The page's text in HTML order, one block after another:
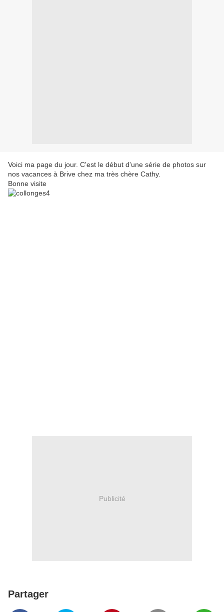
Voici ma page du jour. C'est le début d'une série de photos sur
nos vacances à Brive chez ma très chère Cathy.
Bonne visite
Publicité
Partager